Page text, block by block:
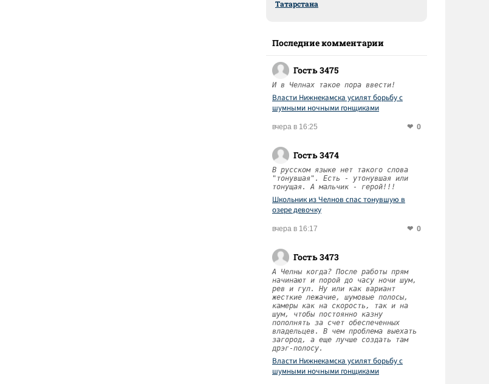
Татарстана
Последние комментарии
Гость 3475
И в Челнах такое пора ввести!
Власти Нижнекамска усилят борьбу с
шумными ночными гонщиками
вчера в 16:25 0
Гость 3474
В русском языке нет такого слова
"тонувшая". Есть - утонувшая или
тонущая. А мальчик - герой!!!
Школьник из Челнов спас тонувшую в
озере девочку
вчера в 16:17 0
Гость 3473
А Челны когда? После работы прям
начинают и порой до часу ночи шум,
рев и гул. Ну или как вариант
жесткие лежачие, шумовые полосы,
камеры как на скорость, так и на
шум, чтобы постоянно казну
пополнять за счет обеспеченных
владельцев. В чем проблема выехать
загород, а еще лучше создать там
дрэг-полосу.
Власти Нижнекамска усилят борьбу с
шумными ночными гонщиками